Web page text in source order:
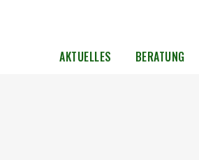
AKTUELLES BERATUNG